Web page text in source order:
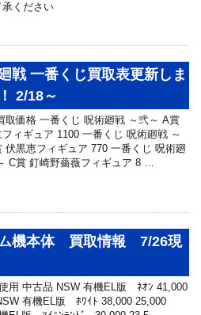
ください
戦 一番くじ買取表更新しま
2/18～
取価格 一番くじ 呪術廻戦 ～弐～ A賞
フィギュア 1100 一番くじ 呪術廻戦 ～
伏黒恵フィギュア 770 一番くじ 呪術廻
C賞 釘崎野薔薇フィギュア 8 …
機本体 買取情報 7/26現
用 中古品 NSW 有機EL版 ﾈｵﾝ 41,000
有機EL版 ﾎﾜｲﾄ 38,000 25,000